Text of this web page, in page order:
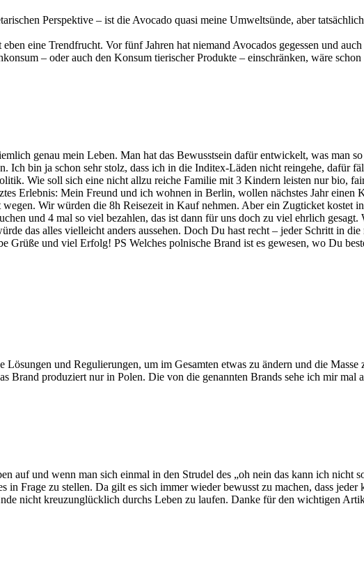
Perspektive – ist die Avocado quasi meine Umweltsünde, aber
eine Trendfrucht. Vor fünf Jahren hat niemand Avocados gegessen und
– oder auch den Konsum tierischer Produkte – einschränken, wäre
genau mein Leben. Man hat das Bewusstsein dafür entwickelt, was man
Ich bin ja schon sehr stolz, dass ich in die Inditex-Läden nicht reingehe, dafür
Wie soll sich eine nicht allzu reiche Familie mit 3 Kindern leisten nur bio,
Erlebnis: Mein Freund und ich wohnen in Berlin, wollen nächstes Jahr einen
Wir würden die 8h Reisezeit in Kauf nehmen. Aber ein Zugticket kostet
und 4 mal so viel bezahlen, das ist dann für uns doch zu viel ehrlich
das alles vielleicht anders aussehen. Doch Du hast recht – jeder Schritt in
Grüße und viel Erfolg! PS Welches polnische Brand ist es gewesen, wo Du
Lösungen und Regulierungen, um im Gesamten etwas zu ändern und die
Brand produziert nur in Polen. Die von die genannten Brands sehe ich mir mal
auf und wenn man sich einmal in den Strudel des „oh nein das kann ich nicht
in Frage zu stellen. Da gilt es sich immer wieder bewusst zu machen, dass
nicht kreuzunglücklich durchs Leben zu laufen. Danke für den wichtigen